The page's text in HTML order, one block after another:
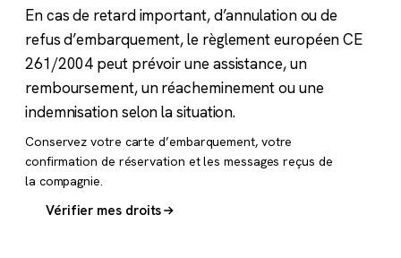
En cas de retard important, d’annulation ou de
refus d’embarquement, le règlement européen CE
261/2004 peut prévoir une assistance, un
remboursement, un réacheminement ou une
indemnisation selon la situation.
Conservez votre carte d’embarquement, votre
confirmation de réservation et les messages reçus de
la compagnie.
Vérifier mes droits